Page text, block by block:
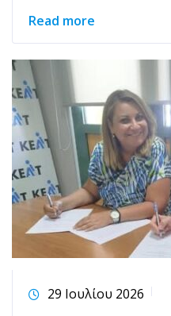
Read more
29 Ιουλίου 2026